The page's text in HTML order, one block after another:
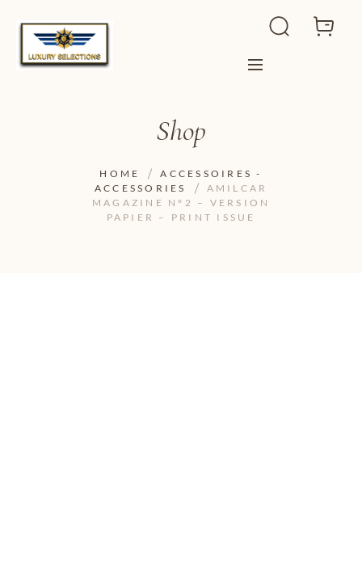
Shop
HOME
ACCESSOIRES -
ACCESSORIES
AMILCAR
MAGAZINE N°2 – VERSION
PAPIER – PRINT ISSUE